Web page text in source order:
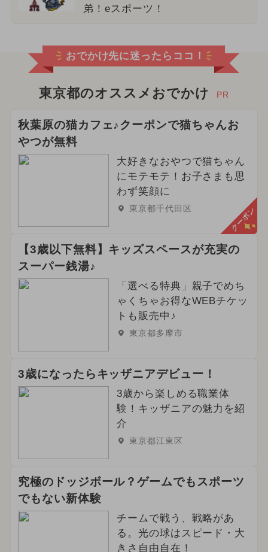
弟！eスポーツ！
おでかけ先に迷ったらココ！
東京都のオススメおでかけ PR
秋葉原の猫カフェ♪クーポンで猫ちゃんお
やつが無料
大好きなおやつで猫ちゃん
にモテモテ！お子さまも思
わず笑顔に
東京都千代田区 クーポン
【3歳以下無料】キッズスペースが充実の
スーパー銭湯♪
「選べる特典」親子でめち
ゃくちゃお得なWEBチケッ
トも販売中♪
東京都多摩市
3歳になったらキッザニアデビュー！
3歳から楽しめる職業体
験！キッザニアの魅力を紹
介
東京都江東区
究極のドッジボール？ゲームでもスポーツ
でもない新体験
チームで戦う、戦略があ
る。光の球はスピード・大
きさ自由自在！